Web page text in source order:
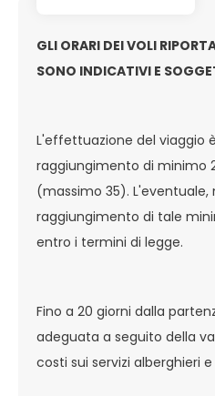
GLI ORARI DEI VOLI
SONO INDICATIVI E
L'effettuazione del viaggio
raggiungimento di minimo
(massimo 35).
raggiungimento di tale
entro i termini di legge.
Fino a 20 giorni dalla
adeguata a seguito della
costi sui servizi alberghieri